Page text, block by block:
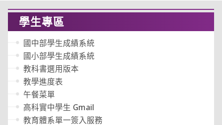
學生專區
國中部學生成績系統
國小部學生成績系統
教科書選用版本
教學進度表
午餐菜單
高科實中學生 Gmail
教育體系單一簽入服務